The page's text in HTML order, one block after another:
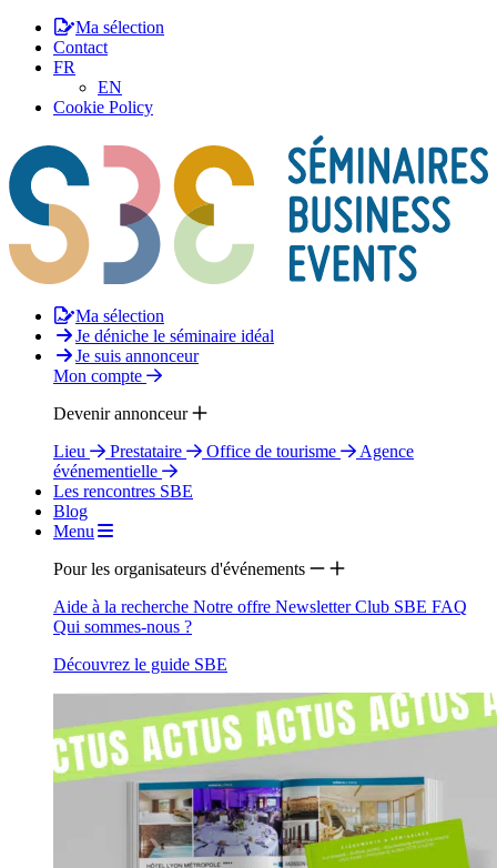
Ma sélection
Contact
FR
EN
Cookie Policy
Ma sélection
Je déniche le séminaire idéal
Je suis annonceur
Mon compte
Devenir annonceur
Lieu
Prestataire Office de tourisme
Agence
événementielle
Les rencontres SBE
Blog
Menu
Pour les organisateurs d'événements
Aide à la recherche Notre offre NewsletterClub SBE FAQ
Qui sommes-nous ?
Découvrez le guide SBE